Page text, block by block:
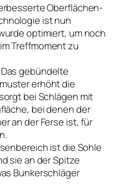
Oberflächen-
ist nun
optimiert, um noch
Treffmoment zu
gebündelte
erhöht die
bei Schlägen mit
bei denen der
an der Ferse ist, für
ist die Sohle
sie an der Spitze
Bunkerschläger